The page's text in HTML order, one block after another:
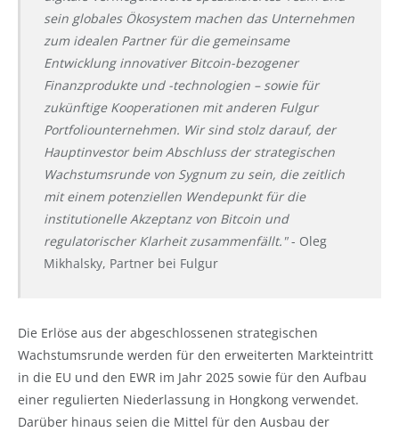
sein globales Ökosystem machen das Unternehmen
zum idealen Partner für die gemeinsame
Entwicklung innovativer Bitcoin-bezogener
Finanzprodukte und -technologien – sowie für
zukünftige Kooperationen mit anderen Fulgur
Portfoliounternehmen. Wir sind stolz darauf, der
Hauptinvestor beim Abschluss der strategischen
Wachstumsrunde von Sygnum zu sein, die zeitlich
mit einem potenziellen Wendepunkt für die
institutionelle Akzeptanz von Bitcoin und
regulatorischer Klarheit zusammenfällt."- Oleg
Mikhalsky, Partner bei Fulgur
Die Erlöse aus der abgeschlossenen strategischen
Wachstumsrunde werden für den erweiterten Markteintritt
in die EU und den EWR im Jahr 2025 sowie für den Aufbau
einer regulierten Niederlassung in Hongkong verwendet.
Darüber hinaus seien die Mittel für den Ausbau der